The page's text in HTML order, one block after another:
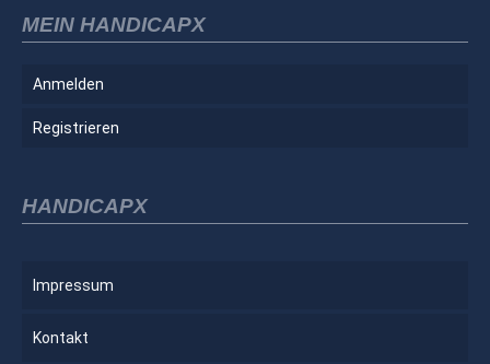
MEIN HANDICAPX
Anmelden
Registrieren
HANDICAPX
Impressum
Kontakt